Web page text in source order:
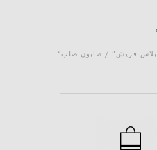
بلاس فريش" / صابون صلب